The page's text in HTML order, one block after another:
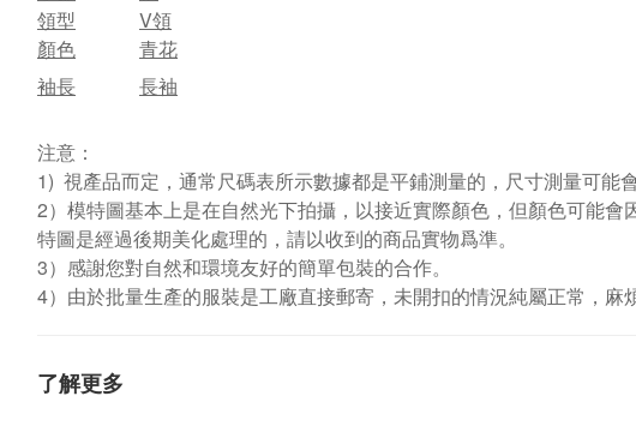
領型
V領
顏色
青花
袖長
長袖
注意：
1) 視產品而定，通常尺碼表所示數據都是平鋪測量的，尺寸測量可能
2）模特圖基本上是在自然光下拍攝，以接近實際顏色，但顏色可能
特圖是經過後期美化處理的，請以收到的商品實物爲準。
3）感謝您對自然和環境友好的簡單包裝的合作。
4）由於批量生產的服裝是工廠直接郵寄，未開扣的情況純屬正常，麻
了解更多